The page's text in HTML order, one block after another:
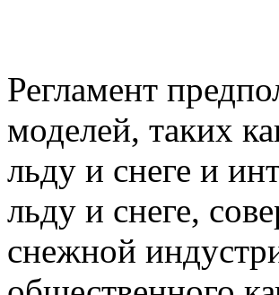
Регламент
моделей, таких
льду и снеге и
льду и снеге,
снежной